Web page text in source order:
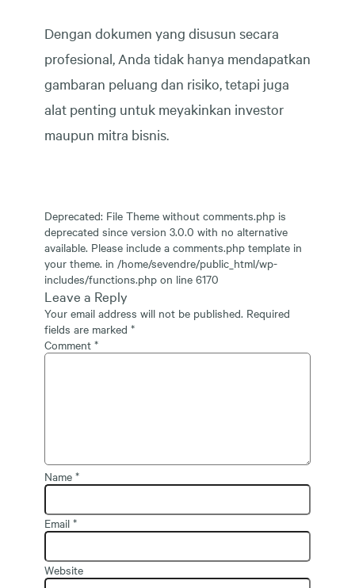
Dengan dokumen yang disusun secara
profesional, Anda tidak hanya mendapatkan
gambaran peluang dan risiko, tetapi juga
alat penting untuk meyakinkan investor
maupun mitra bisnis.
Deprecated: File Theme without comments.php is
deprecated since version 3.0.0 with no alternative
available. Please include a comments.php template in
your theme. in /home/sevendre/public_html/wp-
includes/functions.php on line 6170
Leave a Reply
Your email address will not be published. Required
fields are marked *
Comment *
Name *
Email *
Website